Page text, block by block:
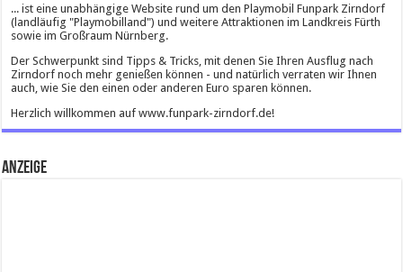
... ist eine unabhängige Website rund um den Playmobil Funpark Zirndorf
(landläufig "Playmobilland") und weitere Attraktionen im Landkreis Fürth
sowie im Großraum Nürnberg.
Der Schwerpunkt sind Tipps & Tricks, mit denen Sie Ihren Ausflug nach
Zirndorf noch mehr genießen können - und natürlich verraten wir Ihnen
auch, wie Sie den einen oder anderen Euro sparen können.
Herzlich willkommen auf www.funpark-zirndorf.de!
Anzeige